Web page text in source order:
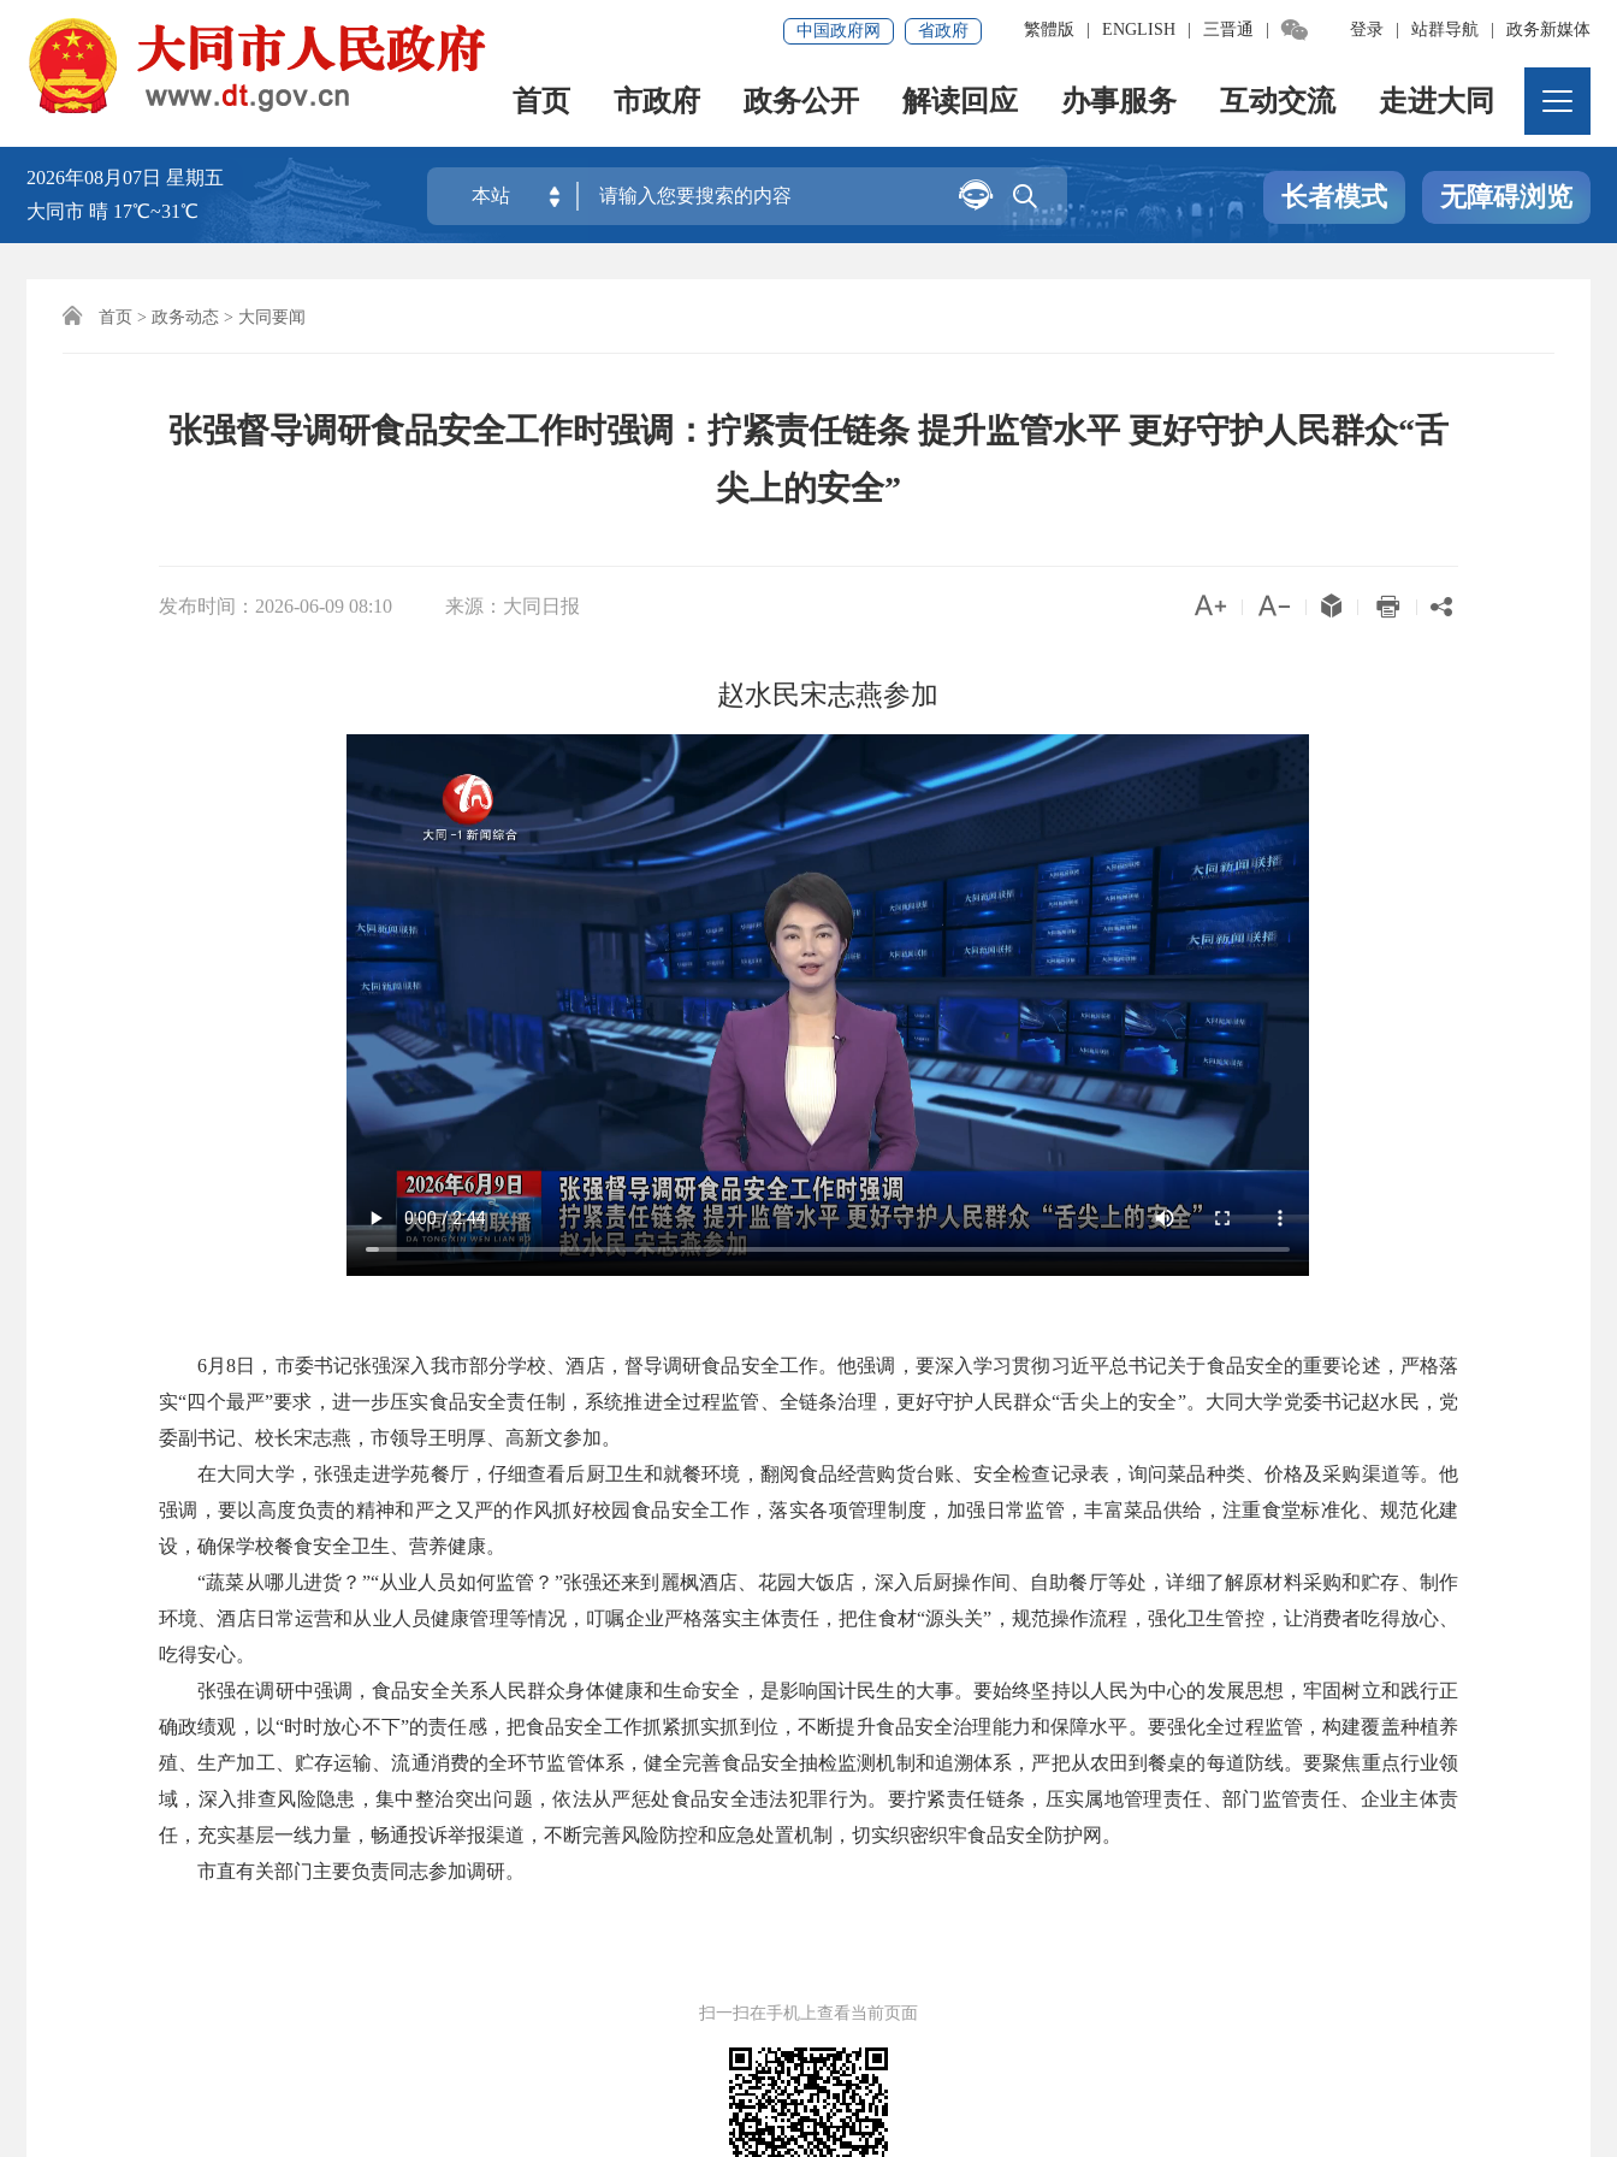
登录 站群导航 政务新媒体
繁體版 ENGLISH 三晋通 
中国政府网 省政府
首页 市政府 政务公开 解读回应 办事服务 互动交流 走进大同
2026年08月07日 星期五
大同市 晴 17℃~31℃
本站 
 长者模式 无障碍浏览
 首页 > 政务动态 > 大同要闻
张强督导调研食品安全工作时强调：拧紧责任链条 提升监管水平 更好守护人民群众“舌
尖上的安全”
发布时间： 2026-06-09 08:10 来源： 大同日报     
赵水民宋志燕参加
6月8日，市委书记张强深入我市部分学校、酒店，督导调研食品安全工作。他强调，要深入学习贯彻习近平总书记关于食品安全的重要论述，严格落
实“四个最严”要求，进一步压实食品安全责任制，系统推进全过程监管、全链条治理，更好守护人民群众“舌尖上的安全”。大同大学党委书记赵水民，党
委副书记、校长宋志燕，市领导王明厚、高新文参加。
在大同大学，张强走进学苑餐厅，仔细查看后厨卫生和就餐环境，翻阅食品经营购货台账、安全检查记录表，询问菜品种类、价格及采购渠道等。他
强调，要以高度负责的精神和严之又严的作风抓好校园食品安全工作，落实各项管理制度，加强日常监管，丰富菜品供给，注重食堂标准化、规范化建
设，确保学校餐食安全卫生、营养健康。
“蔬菜从哪儿进货？”“从业人员如何监管？”张强还来到麗枫酒店、花园大饭店，深入后厨操作间、自助餐厅等处，详细了解原材料采购和贮存、制作
环境、酒店日常运营和从业人员健康管理等情况，叮嘱企业严格落实主体责任，把住食材“源头关”，规范操作流程，强化卫生管控，让消费者吃得放心、
吃得安心。
张强在调研中强调，食品安全关系人民群众身体健康和生命安全，是影响国计民生的大事。要始终坚持以人民为中心的发展思想，牢固树立和践行正
确政绩观，以“时时放心不下”的责任感，把食品安全工作抓紧抓实抓到位，不断提升食品安全治理能力和保障水平。要强化全过程监管，构建覆盖种植养
殖、生产加工、贮存运输、流通消费的全环节监管体系，健全完善食品安全抽检监测机制和追溯体系，严把从农田到餐桌的每道防线。要聚焦重点行业领
域，深入排查风险隐患，集中整治突出问题，依法从严惩处食品安全违法犯罪行为。要拧紧责任链条，压实属地管理责任、部门监管责任、企业主体责
任，充实基层一线力量，畅通投诉举报渠道，不断完善风险防控和应急处置机制，切实织密织牢食品安全防护网。
市直有关部门主要负责同志参加调研。
扫一扫在手机上查看当前页面